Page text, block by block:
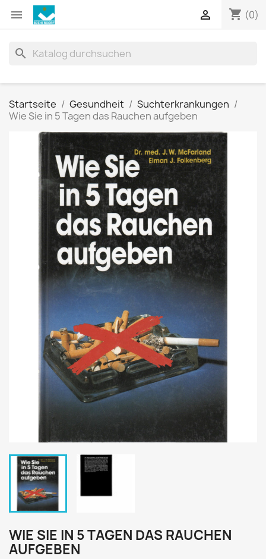
 shopping_cart (0)

search
Startseite Gesundheit
Suchterkrankungen
Wie Sie in 5 Tagen das Rauchen aufgeben
WIE SIE IN 5 TAGEN DAS RAUCHEN
AUFGEBEN